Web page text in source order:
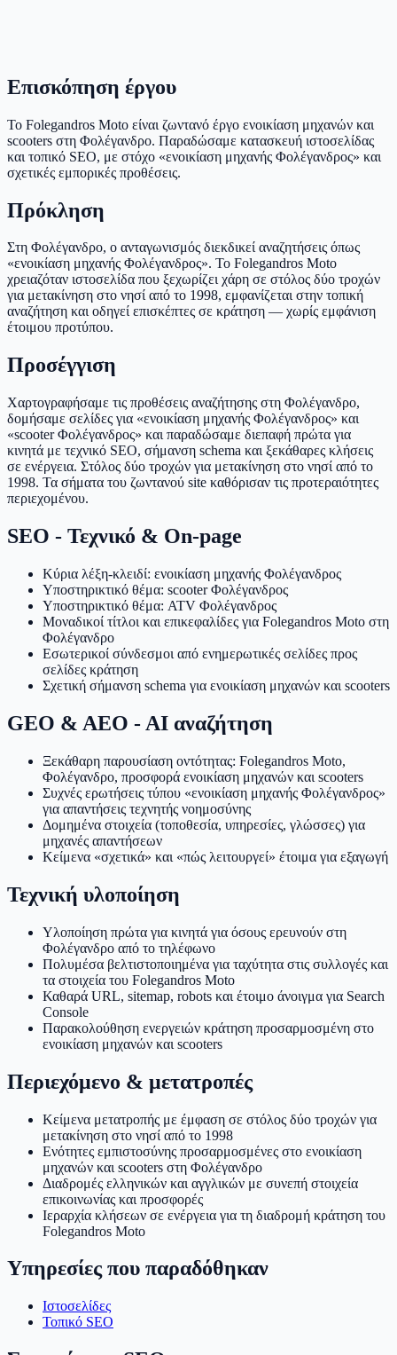
Επισκόπηση έργου
Το Folegandros Moto είναι ζωντανό έργο ενοικίαση μηχανών και
scooters στη Φολέγανδρο. Παραδώσαμε κατασκευή ιστοσελίδας
και τοπικό SEO, με στόχο «ενοικίαση μηχανής Φολέγανδρος» και
σχετικές εμπορικές προθέσεις.
Πρόκληση
Στη Φολέγανδρο, ο ανταγωνισμός διεκδικεί αναζητήσεις όπως
«ενοικίαση μηχανής Φολέγανδρος». Το Folegandros Moto
χρειαζόταν ιστοσελίδα που ξεχωρίζει χάρη σε στόλος δύο τροχών
για μετακίνηση στο νησί από το 1998, εμφανίζεται στην τοπική
αναζήτηση και οδηγεί επισκέπτες σε κράτηση — χωρίς εμφάνιση
έτοιμου προτύπου.
Προσέγγιση
Χαρτογραφήσαμε τις προθέσεις αναζήτησης στη Φολέγανδρο,
δομήσαμε σελίδες για «ενοικίαση μηχανής Φολέγανδρος» και
«scooter Φολέγανδρος» και παραδώσαμε διεπαφή πρώτα για
κινητά με τεχνικό SEO, σήμανση schema και ξεκάθαρες κλήσεις
σε ενέργεια. Στόλος δύο τροχών για μετακίνηση στο νησί από το
1998. Τα σήματα του ζωντανού site καθόρισαν τις προτεραιότητες
περιεχομένου.
SEO - Τεχνικό & On-page
Κύρια λέξη-κλειδί: ενοικίαση μηχανής Φολέγανδρος
Υποστηρικτικό θέμα: scooter Φολέγανδρος
Υποστηρικτικό θέμα: ATV Φολέγανδρος
Μοναδικοί τίτλοι και επικεφαλίδες για Folegandros Moto στη
Φολέγανδρο
Εσωτερικοί σύνδεσμοι από ενημερωτικές σελίδες προς
σελίδες κράτηση
Σχετική σήμανση schema για ενοικίαση μηχανών και scooters
GEO & AEO - AI αναζήτηση
Ξεκάθαρη παρουσίαση οντότητας: Folegandros Moto,
Φολέγανδρο, προσφορά ενοικίαση μηχανών και scooters
Συχνές ερωτήσεις τύπου «ενοικίαση μηχανής Φολέγανδρος»
για απαντήσεις τεχνητής νοημοσύνης
Δομημένα στοιχεία (τοποθεσία, υπηρεσίες, γλώσσες) για
μηχανές απαντήσεων
Κείμενα «σχετικά» και «πώς λειτουργεί» έτοιμα για εξαγωγή
Τεχνική υλοποίηση
Υλοποίηση πρώτα για κινητά για όσους ερευνούν στη
Φολέγανδρο από το τηλέφωνο
Πολυμέσα βελτιστοποιημένα για ταχύτητα στις συλλογές και
τα στοιχεία του Folegandros Moto
Καθαρά URL, sitemap, robots και έτοιμο άνοιγμα για Search
Console
Παρακολούθηση ενεργειών κράτηση προσαρμοσμένη στο
ενοικίαση μηχανών και scooters
Περιεχόμενο & μετατροπές
Κείμενα μετατροπής με έμφαση σε στόλος δύο τροχών για
μετακίνηση στο νησί από το 1998
Ενότητες εμπιστοσύνης προσαρμοσμένες στο ενοικίαση
μηχανών και scooters στη Φολέγανδρο
Διαδρομές ελληνικών και αγγλικών με συνεπή στοιχεία
επικοινωνίας και προσφορές
Ιεραρχία κλήσεων σε ενέργεια για τη διαδρομή κράτηση του
Folegandros Moto
Υπηρεσίες που παραδόθηκαν
Ιστοσελίδες
Τοπικό SEO